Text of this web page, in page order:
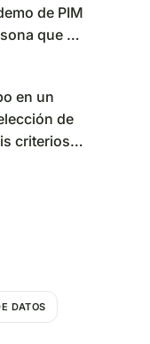
de PIM
que va
en un
de
criterios y
DATOS